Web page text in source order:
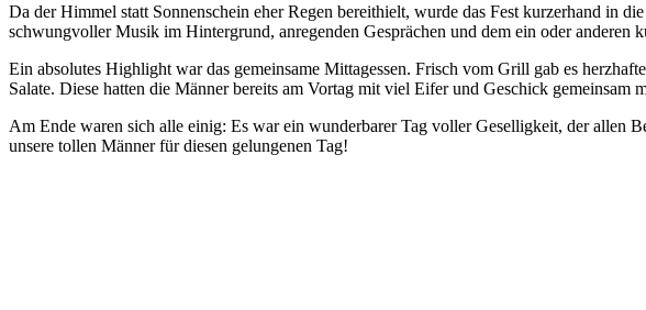
Da der Himmel statt Sonnenschein eher Regen bereithielt, wurde das Fest kurzerhand in
schwungvoller Musik im Hintergrund, anregenden Gesprächen und dem ein oder
Ein absolutes Highlight war das gemeinsame Mittagessen. Frisch vom Grill gab es
Salate. Diese hatten die Männer bereits am Vortag mit viel Eifer und Geschick gemeinsam
Am Ende waren sich alle einig: Es war ein wunderbarer Tag voller Geselligkeit, der allen
unsere tollen Männer für diesen gelungenen Tag!